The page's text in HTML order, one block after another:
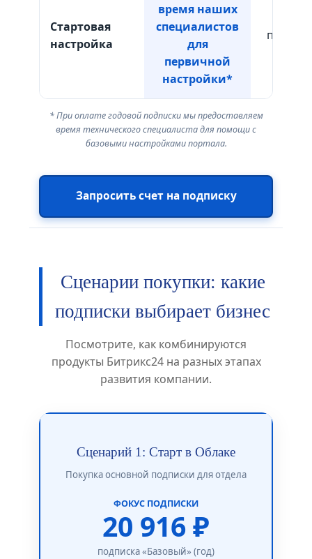
Стартовая
настройка
время наших
специалистов
для
первичной
настройки*
* При оплате годовой подписки мы предоставляем
время технического специалиста для помощи с
базовыми настройками портала.
Запросить счет на подписку
Сценарии покупки: какие
подписки выбирает бизнес
Посмотрите, как комбинируются
продукты Битрикс24 на разных этапах
развития компании.
Сценарий 1: Старт в Облаке
Покупка основной подписки для отдела
ФОКУС ПОДПИСКИ
20 916 ₽
подписка «Базовый» (год)